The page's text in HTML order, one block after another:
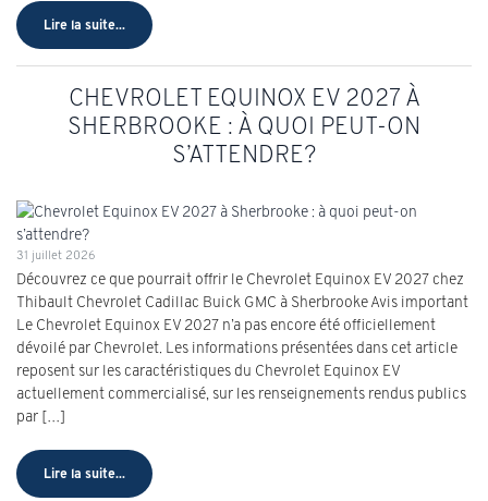
Lire la suite...
CHEVROLET EQUINOX EV 2027 À
SHERBROOKE : À QUOI PEUT-ON
S’ATTENDRE?
31 juillet 2026
Découvrez ce que pourrait offrir le Chevrolet Equinox EV 2027 chez
Thibault Chevrolet Cadillac Buick GMC à Sherbrooke Avis important
Le Chevrolet Equinox EV 2027 n’a pas encore été officiellement
dévoilé par Chevrolet. Les informations présentées dans cet article
reposent sur les caractéristiques du Chevrolet Equinox EV
actuellement commercialisé, sur les renseignements rendus publics
par […]
Lire la suite...